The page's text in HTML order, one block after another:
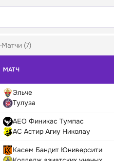
Матчи (7)
МАТЧ
Эльче
Тулуза
АЕО Финикас Тумпас
АС Астир Агиу Николау
Касем Бандит Юниверсити